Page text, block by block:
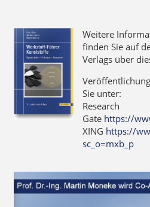
Weitere
finden Sie auf
Verlags über
Sie unter:
Research
Gate https://
XING https://
sc_o=mxb_p